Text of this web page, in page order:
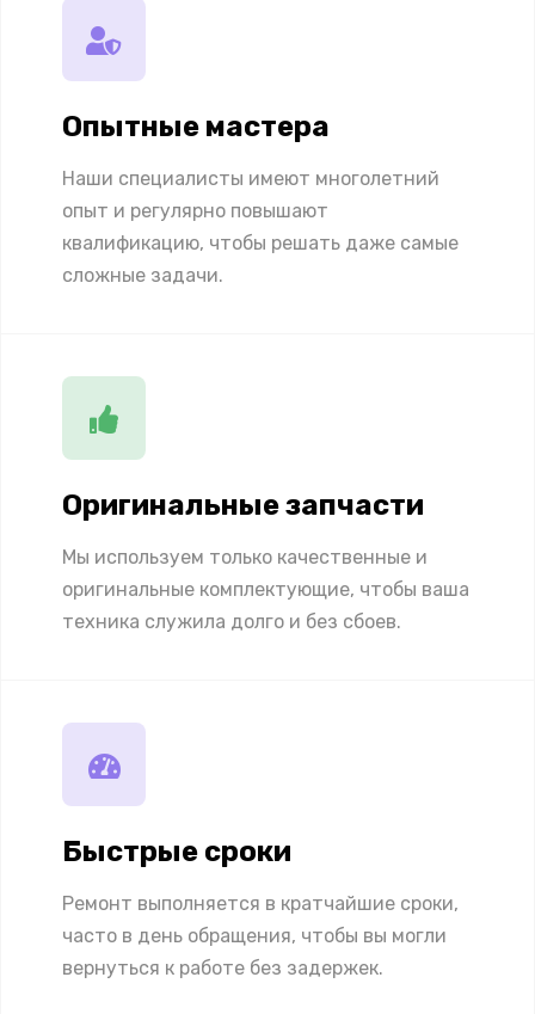
Опытные мастера
Наши специалисты имеют многолетний
опыт и регулярно повышают
квалификацию, чтобы решать даже самые
сложные задачи.
Оригинальные запчасти
Мы используем только качественные и
оригинальные комплектующие, чтобы ваша
техника служила долго и без сбоев.
Быстрые сроки
Ремонт выполняется в кратчайшие сроки,
часто в день обращения, чтобы вы могли
вернуться к работе без задержек.